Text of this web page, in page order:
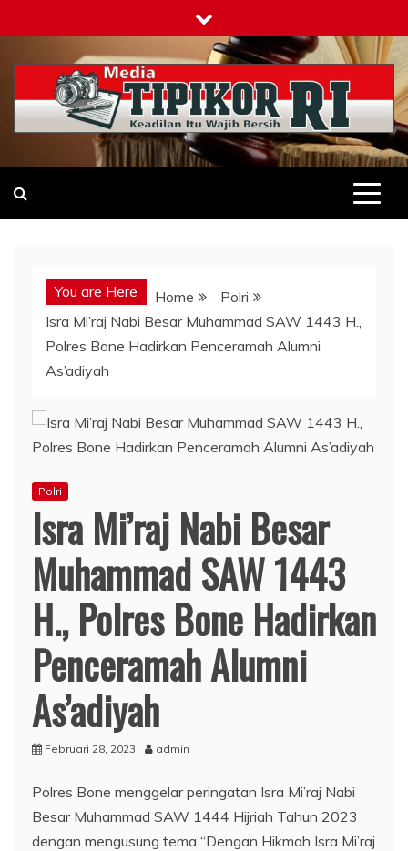
to
content
Tipikor-ri-online.my.id
Keadilan Itu Wajib Bersih
You are Here Home
Polri
Isra Mi’raj Nabi Besar Muhammad SAW 1443 H.,
Polres Bone Hadirkan Penceramah Alumni
As’adiyah
Polri
Isra Mi’raj Nabi Besar
Muhammad SAW 1443
H., Polres Bone Hadirkan
Penceramah Alumni
As’adiyah
Februari 28, 2023 admin
Polres Bone menggelar peringatan Isra Mi’raj Nabi
Besar Muhammad SAW 1444 Hijriah Tahun 2023
dengan mengusung tema “Dengan Hikmah Isra Mi’raj